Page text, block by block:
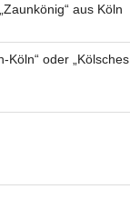
aus Köln
Köln“ oder „Kölsches